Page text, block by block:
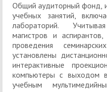
Общий аудиторный фонд,
учебных занятий,
лабораторий.
магистров и
проведения
установлены
интерактивные
компьютеры с выходом
учебным